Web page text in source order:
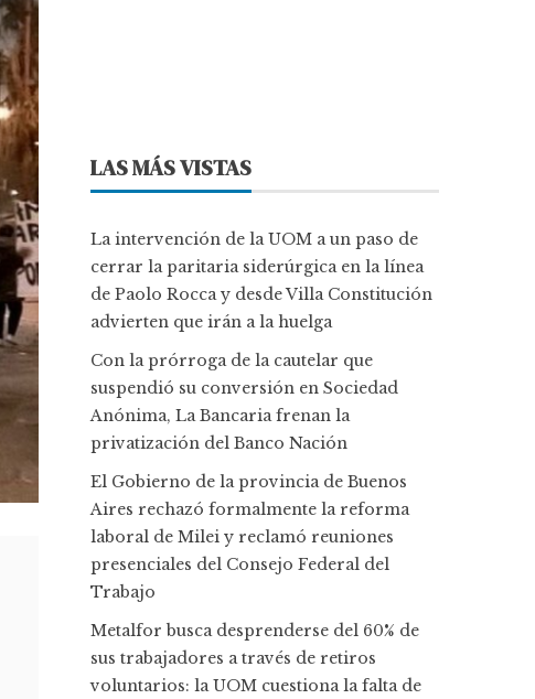
LAS MÁS VISTAS
La intervención de la UOM a un paso de
cerrar la paritaria siderúrgica en la línea
de Paolo Rocca y desde Villa Constitución
advierten que irán a la huelga
Con la prórroga de la cautelar que
suspendió su conversión en Sociedad
Anónima, La Bancaria frenan la
privatización del Banco Nación
El Gobierno de la provincia de Buenos
Aires rechazó formalmente la reforma
laboral de Milei y reclamó reuniones
presenciales del Consejo Federal del
Trabajo
Metalfor busca desprenderse del 60% de
sus trabajadores a través de retiros
voluntarios: la UOM cuestiona la falta de